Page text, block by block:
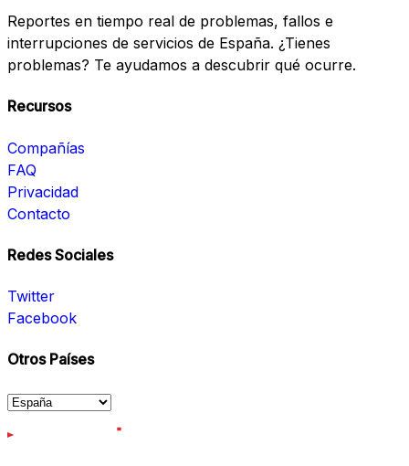
Reportes en tiempo real de problemas, fallos e
interrupciones de servicios de España. ¿Tienes
problemas? Te ayudamos a descubrir qué ocurre.
Recursos
Compañías
FAQ
Privacidad
Contacto
Redes Sociales
Twitter
Facebook
Otros Países